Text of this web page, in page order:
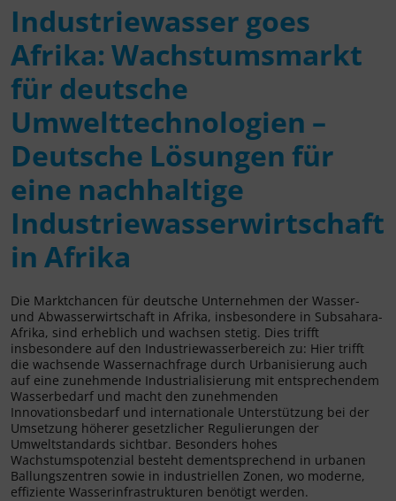
Industriewasser goes
Afrika: Wachstumsmarkt
für deutsche
Umwelttechnologien –
Deutsche Lösungen für
eine nachhaltige
Industriewasserwirtschaft
in Afrika
Die Marktchancen für deutsche Unternehmen der Wasser-
und Abwasserwirtschaft in Afrika, insbesondere in Subsahara-
Afrika, sind erheblich und wachsen stetig. Dies trifft
insbesondere auf den Industriewasserbereich zu: Hier trifft
die wachsende Wassernachfrage durch Urbanisierung auch
auf eine zunehmende Industrialisierung mit entsprechendem
Wasserbedarf und macht den zunehmenden
Innovationsbedarf und internationale Unterstützung bei der
Umsetzung höherer gesetzlicher Regulierungen der
Umweltstandards sichtbar. Besonders hohes
Wachstumspotenzial besteht dementsprechend in urbanen
Ballungszentren sowie in industriellen Zonen, wo moderne,
effiziente Wasserinfrastrukturen benötigt werden.